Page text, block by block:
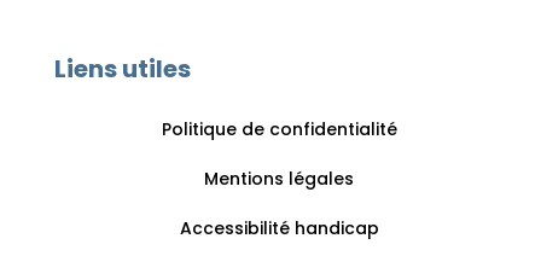
Liens utiles
Politique de confidentialité
Mentions légales
Accessibilité handicap